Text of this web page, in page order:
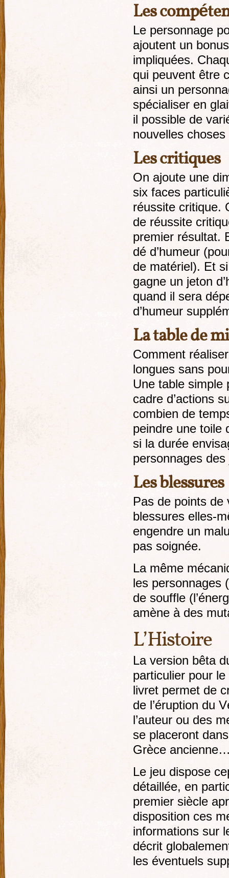
Les
Le personnage
ajoutent un
impliquées.
qui peuvent être
ainsi un
spécialiser en
il possible de
nouvelles
Les critiques
On ajoute une
six faces
réussite critique.
de réussite
premier résultat.
dé d’humeur
de matériel). Et
gagne un jeton
quand il sera
d’humeur
La table de
Comment
longues sans
Une table simple
cadre d’actions
combien de
peindre une toile
si la durée
personnages
Les blessures
Pas de points
blessures elles-
engendre un
pas soignée.
La même
les personnages
de souffle
amène à des
L’Histoire
La version bêta
particulier pour
livret permet de
de l’éruption du
l’auteur ou des
se placeront
Grèce
Le jeu dispose
détaillée, en
premier siècle
disposition ces
informations sur
décrit
les éventuels